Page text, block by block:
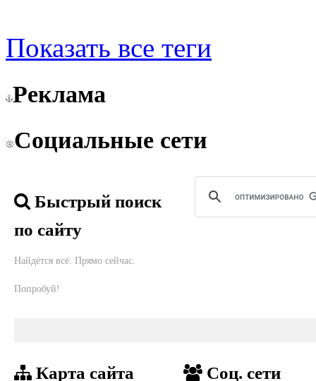
Показать все теги
Реклама
Социальные сети
Быстрый поиск
по сайту
Найдётся всё. Прямо сейчас.
Попробуй!
Карта сайта Соц. сети